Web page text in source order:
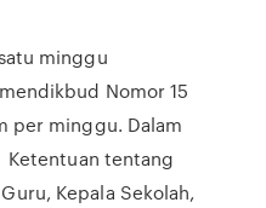
minggu
Nomor 15
per minggu. Dalam
tentang
Kepala Sekolah,